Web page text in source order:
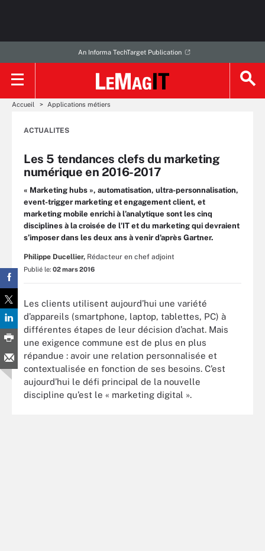
An Informa TechTarget Publication
Accueil Applications métiers
ACTUALITES
Les 5 tendances clefs du marketing
numérique en 2016-2017
« Marketing hubs », automatisation, ultra-personnalisation,
event-trigger marketing et engagement client, et
marketing mobile enrichi à l’analytique sont les cinq
disciplines à la croisée de l’IT et du marketing qui devraient
s’imposer dans les deux ans à venir d'après Gartner.
Philippe Ducellier, Rédacteur en chef adjoint
Publié le: 02 mars 2016
Les clients utilisent aujourd’hui une variété
d’appareils (smartphone, laptop, tablettes, PC) à
différentes étapes de leur décision d’achat. Mais
une exigence commune est de plus en plus
répandue : avoir une relation personnalisée et
contextualisée en fonction de ses besoins. C’est
aujourd’hui le défi principal de la nouvelle
discipline qu’est le « marketing digital ».